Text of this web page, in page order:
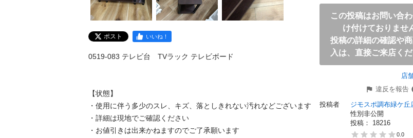
ポスト いいね！
0519-083 テレビ台　TVラック テレビボード
【状態】
・使用に伴う多少のスレ、キズ、落としきれない汚れなどございます
・詳細は現地でご確認ください
・お値引きは出来かねますのでご了承願います
この投稿はお問い合
け付けておりませ
投稿の詳細の確認や
入は、直接ご来店くだ
店
違反を報告
投稿者
ジモスポ調布緑ケ丘
性別非公開
投稿： 18216
0.0